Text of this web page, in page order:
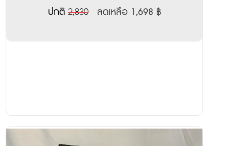
ใหม่ (Modernstyle)
ปกติ 2,830 ลดเหลือ 1,698 ฿